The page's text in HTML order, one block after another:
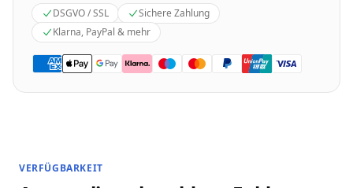
DSGVO / SSL
Sichere Zahlung
Klarna, PayPal & mehr
VERFÜGBARKEIT